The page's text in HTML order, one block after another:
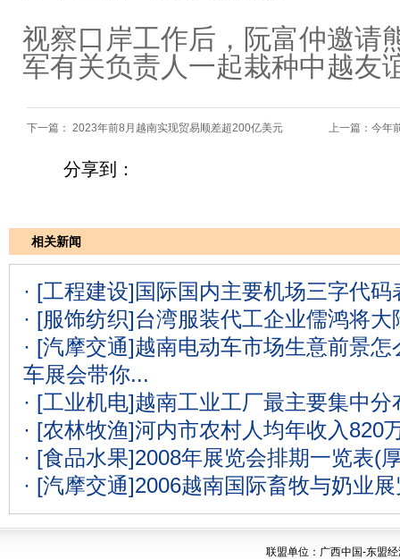
视察口岸工作后，阮富仲邀请
军有关负责人一起栽种中越友
下一篇： 2023年前8月越南实现贸易顺差超200亿美元 上一篇： 今年
分享到：
相关新闻
· [工程建设]国际国内主要机场三字代码
· [服饰纺织]台湾服装代工企业儒鸿将
· [汽摩交通]越南电动车市场生意前景
车展会带你...
· [工业机电]越南工业工厂最主要集中分
· [农林牧渔]河内市农村人均年收入820
· [食品水果]2008年展览会排期一览表(
· [汽摩交通]2006越南国际畜牧与奶业
联盟单位：广西中国-东盟